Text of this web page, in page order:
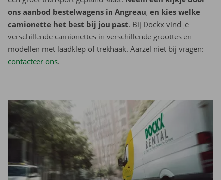
ons aanbod bestelwagens in Angreau, en kies welke
camionette het best bij jou past. Bij Dockx vind je
verschillende camionettes in verschillende groottes en
modellen met laadklep of trekhaak. Aarzel niet bij vragen:
contacteer ons.